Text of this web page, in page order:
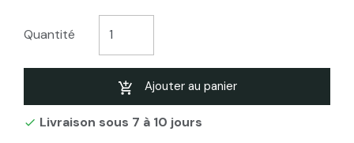
Quantité
Ajouter au panier
 Livraison sous 7 à 10 jours